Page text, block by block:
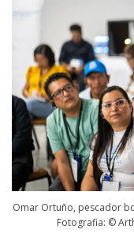
Omar Ortuño, pescador
Fotografia: ©